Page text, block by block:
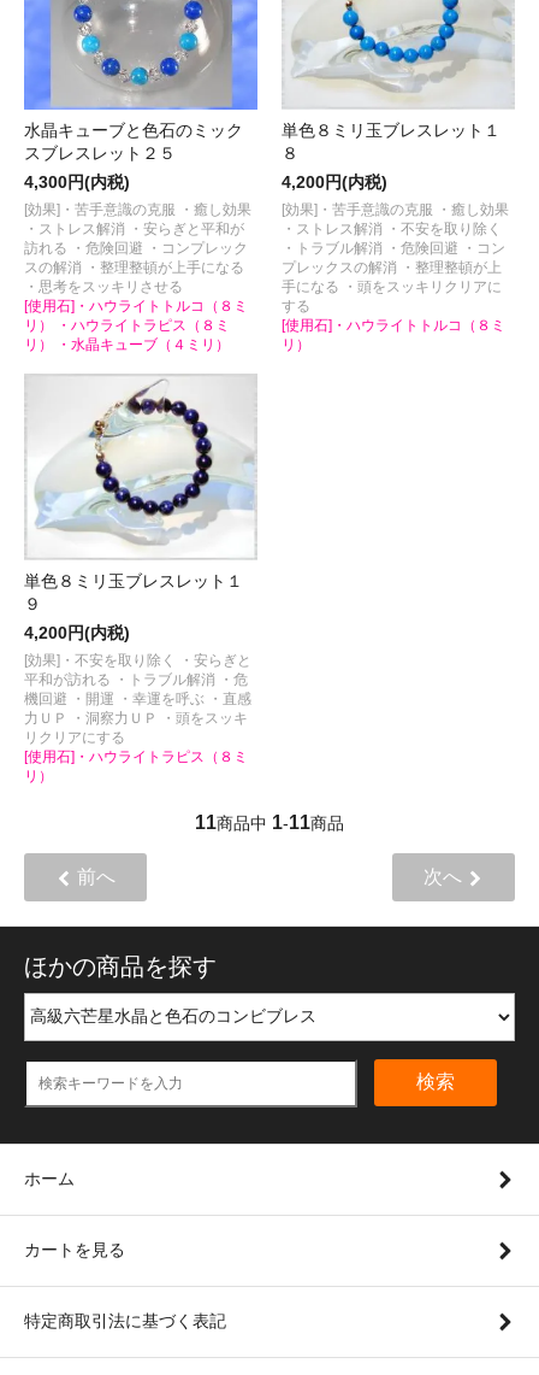
水晶キューブと色石のミック
スブレスレット２５
4,300円(内税)
[効果]・苦手意識の克服 ・癒し効果
・ストレス解消 ・安らぎと平和が
訪れる ・危険回避 ・コンプレック
スの解消 ・整理整頓が上手になる
・思考をスッキリさせる
[使用石]・ハウライトトルコ（８ミ
リ） ・ハウライトラピス（８ミ
リ） ・水晶キューブ（４ミリ）
単色８ミリ玉ブレスレット１
８
4,200円(内税)
[効果]・苦手意識の克服 ・癒し効果
・ストレス解消 ・不安を取り除く
・トラブル解消 ・危険回避 ・コン
プレックスの解消 ・整理整頓が上
手になる ・頭をスッキリクリアに
する
[使用石]・ハウライトトルコ（８ミ
リ）
単色８ミリ玉ブレスレット１
９
4,200円(内税)
[効果]・不安を取り除く ・安らぎと
平和が訪れる ・トラブル解消 ・危
機回避 ・開運 ・幸運を呼ぶ ・直感
力ＵＰ ・洞察力ＵＰ ・頭をスッキ
リクリアにする
[使用石]・ハウライトラピス（８ミ
リ）
11商品中 1-11商品
前へ 次へ
ほかの商品を探す
検索
ホーム
カートを見る
特定商取引法に基づく表記